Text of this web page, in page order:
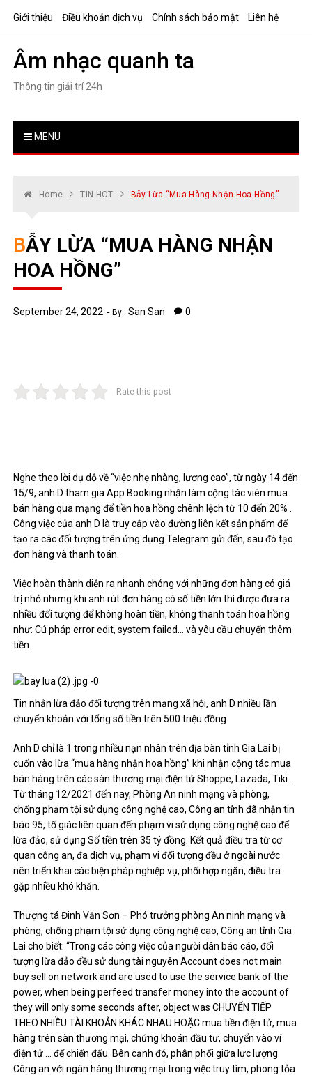
Giới thiệu Điều khoản dịch vụ Chính sách bảo mật Liên hệ
Âm nhạc quanh ta
Thông tin giải trí 24h
MENU
Home TIN HOT Bẫy Lừa “mua Hàng Nhận Hoa Hồng”
BẪY LỪA “MUA HÀNG NHẬN
HOA HỒNG”
September 24, 2022 By :San San 0
Rate this post
Nghe theo lời dụ dỗ về “việc nhẹ nhàng, lương cao”, từ ngày 14 đến
15/9, anh D tham gia App Booking nhận làm cộng tác viên mua
bán hàng qua mạng để tiền hoa hồng chênh lệch từ 10 đến 20% .
Công việc của anh D là truy cập vào đường liên kết sản phẩm để
tạo ra các đối tượng trên ứng dụng Telegram gửi đến, sau đó tạo
đơn hàng và thanh toán.
Việc hoàn thành diễn ra nhanh chóng với những đơn hàng có giá
trị nhỏ nhưng khi anh rút đơn hàng có số tiền lớn thì được đưa ra
nhiều đối tượng để không hoàn tiền, không thanh toán hoa hồng
như: Cú pháp error edit, system failed… và yêu cầu chuyển thêm
tiền.
Tin nhắn lừa đảo đối tượng trên mạng xã hội, anh D nhiều lần
chuyển khoản với tổng số tiền trên 500 triệu đồng.
Anh D chỉ là 1 trong nhiều nạn nhân trên địa bàn tỉnh Gia Lai bị
cuốn vào lừa “mua hàng nhận hoa hồng” khi nhận cộng tác mua
bán hàng trên các sàn thương mại điện tử Shoppe, Lazada, Tiki …
Từ tháng 12/2021 đến nay, Phòng An ninh mạng và phòng,
chống phạm tội sử dụng công nghệ cao, Công an tỉnh đã nhận tin
báo 95, tố giác liên quan đến phạm vi sử dụng công nghệ cao để
lừa đảo, sử dụng Số tiền trên 35 tỷ đồng. Kết quả điều tra từ cơ
quan công an, đa dịch vụ, phạm vi đối tượng đều ở ngoài nước
nên triển khai các biện pháp nghiệp vụ, phối hợp ngăn, điều tra
gặp nhiều khó khăn.
Thượng tá Đinh Văn Sơn – Phó trưởng phòng An ninh mạng và
phòng, chống phạm tội sử dụng công nghệ cao, Công an tỉnh Gia
Lai cho biết: “Trong các công việc của người dân báo cáo, đối
tượng lừa đảo đều sử dụng tài nguyên Account does not main
buy sell on network and are used to use the service bank of the
power, when being perfeed transfer money into the account of
they will only some seconds after, object was CHUYỂN TIẾP
THEO NHIỀU TÀI KHOẢN KHÁC NHAU HOẶC mua tiền điện tử, mua
hàng trên sàn thương mại, chứng khoán đầu tư, chuyển vào ví
điện tử … để chiến đấu. Bên cạnh đó, phân phối giữa lực lượng
Công an với ngân hàng thương mại trong việc truy tìm, phong tỏa